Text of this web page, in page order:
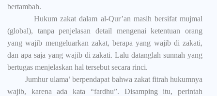
bertambah.
Hukum zakat dalam al-Qur’an masih bersifat mujmal
(global), tanpa penjelasan detail mengenai ketentuan orang
yang wajib mengeluarkan zakat, berapa yang wajib di zakati,
dan apa saja yang wajib di zakati. Lalu datanglah sunnah yang
bertugas menjelaskan hal tersebut secara rinci.
Jumhur ulama’ berpendapat bahwa zakat fitrah hukumnya
wajib,
karena ada kata “fardhu”. Disamping itu, perintah